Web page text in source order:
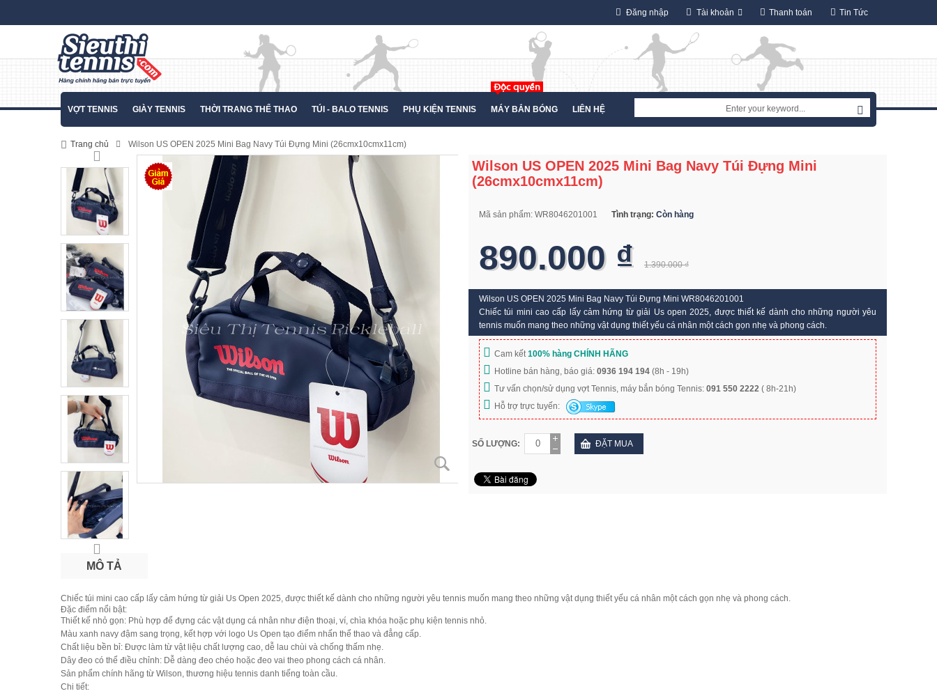
Thanh toán Tin Tức
Tài khoản
Đăng nhập
VỢT TENNIS GIÀY TENNIS THỜI TRANG THỂ THAO TÚI - BALO TENNIS PHỤ KIỆN TENNIS MÁY BẮN BÓNG LIÊN HỆ
Trang chủ Wilson US OPEN 2025 Mini Bag Navy Túi Đựng Mini (26cmx10cmx11cm)
Wilson US OPEN 2025 Mini Bag Navy Túi Đựng Mini
(26cmx10cmx11cm)
Mã sản phẩm: WR8046201001 Tình trạng: Còn hàng
1.390.000 ₫
890.000 ₫
Wilson US OPEN 2025 Mini Bag Navy Túi Đựng Mini WR8046201001
Chiếc túi mini cao cấp lấy cảm hứng từ giải Us open 2025, được thiết kế dành cho những người yêu
tennis muốn mang theo những vật dụng thiết yếu cá nhân một cách gọn nhẹ và phong cách.
Cam kết100% hàng CHÍNH HÃNG
Hotline bán hàng, báo giá: 0936 194 194 (8h - 19h)
Tư vấn chọn/sử dụng vợt Tennis, máy bắn bóng Tennis: 091 550 2222 ( 8h-21h)
Hỗ trợ trực tuyến:
SỐ LƯỢNG: ĐẶT MUA
MÔ TẢ
Chiếc túi mini cao cấp lấy cảm hứng từ giải Us Open 2025, được thiết kế dành cho những người yêu tennis muốn mang theo những vật dụng thiết yếu cá nhân một cách gọn nhẹ và phong cách.
Đặc điểm nổi bật:
Thiết kế nhỏ gọn: Phù hợp để đựng các vật dụng cá nhân như điện thoại, ví, chìa khóa hoặc phụ kiện tennis nhỏ.
Màu xanh navy đậm sang trọng, kết hợp với logo Us Open tạo điểm nhấn thể thao và đẳng cấp.
Chất liệu bền bỉ: Được làm từ vật liệu chất lượng cao, dễ lau chùi và chống thấm nhẹ.
Dây đeo có thể điều chỉnh: Dễ dàng đeo chéo hoặc đeo vai theo phong cách cá nhân.
Sản phẩm chính hãng từ Wilson, thương hiệu tennis danh tiếng toàn cầu.
Chi tiết: